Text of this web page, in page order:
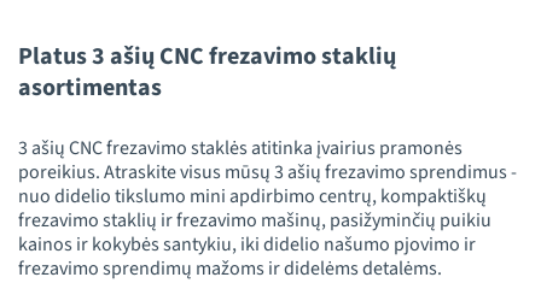
Platus 3 ašių CNC frezavimo staklių
asortimentas
3 ašių CNC frezavimo staklės atitinka įvairius pramonės
poreikius. Atraskite visus mūsų 3 ašių frezavimo sprendimus -
nuo didelio tikslumo mini apdirbimo centrų, kompaktiškų
frezavimo staklių ir frezavimo mašinų, pasižyminčių puikiu
kainos ir kokybės santykiu, iki didelio našumo pjovimo ir
frezavimo sprendimų mažoms ir didelėms detalėms.